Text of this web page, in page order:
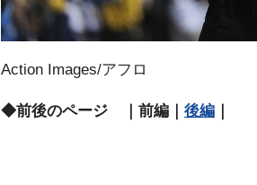
Action Images/アフロ
◆前後のページ ｜前編｜ 後編